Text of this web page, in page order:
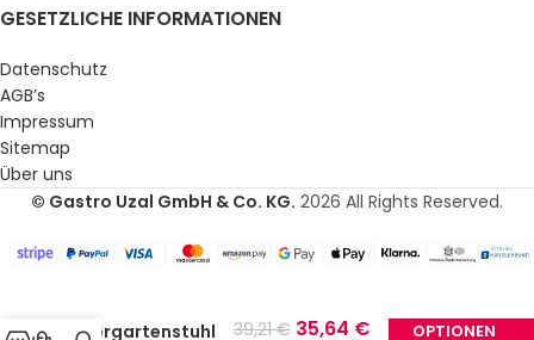
GESETZLICHE INFORMATIONEN
Datenschutz
AGB’s
Impressum
Sitemap
Über uns
© Gastro Uzal GmbH & Co. KG. 2026 All Rights Reserved.
Biergartenstuhl 39,21€ 35,64 € OPTIONEN